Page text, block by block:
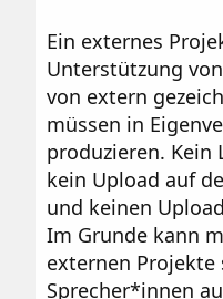
Ein externes
Unterstützung
von extern
müssen in
produzieren. Kein
kein Upload auf
und keinen
Im Grunde kann
externen Projekte
Sprecher*innen